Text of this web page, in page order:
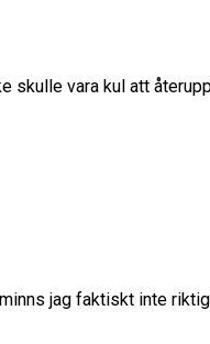
skulle vara kul att
jag faktiskt inte